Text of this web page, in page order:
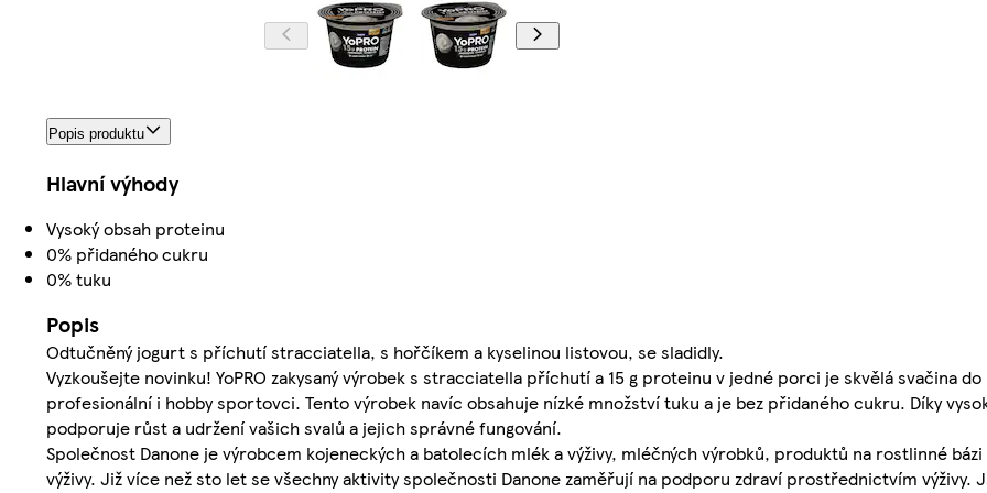
Popis produktu
Hlavní výhody
Vysoký obsah proteinu
0% přidaného cukru
0% tuku
Popis
Odtučněný jogurt s příchutí stracciatella, s hořčíkem a kyselinou listovou, se sladidly.
Vyzkoušejte novinku! YoPRO zakysaný výrobek s stracciatella příchutí a 15 g proteinu v jedné porci je skvělá svačina
profesionální i hobby sportovci. Tento výrobek navíc obsahuje nízké množství tuku a je bez přidaného cukru. Díky
podporuje růst a udržení vašich svalů a jejich správné fungování.
Společnost Danone je výrobcem kojeneckých a batolecích mlék a výživy, mléčných výrobků, produktů na rostlinné
výživy. Již více než sto let se všechny aktivity společnosti Danone zaměřují na podporu zdraví prostřednictvím výživy.